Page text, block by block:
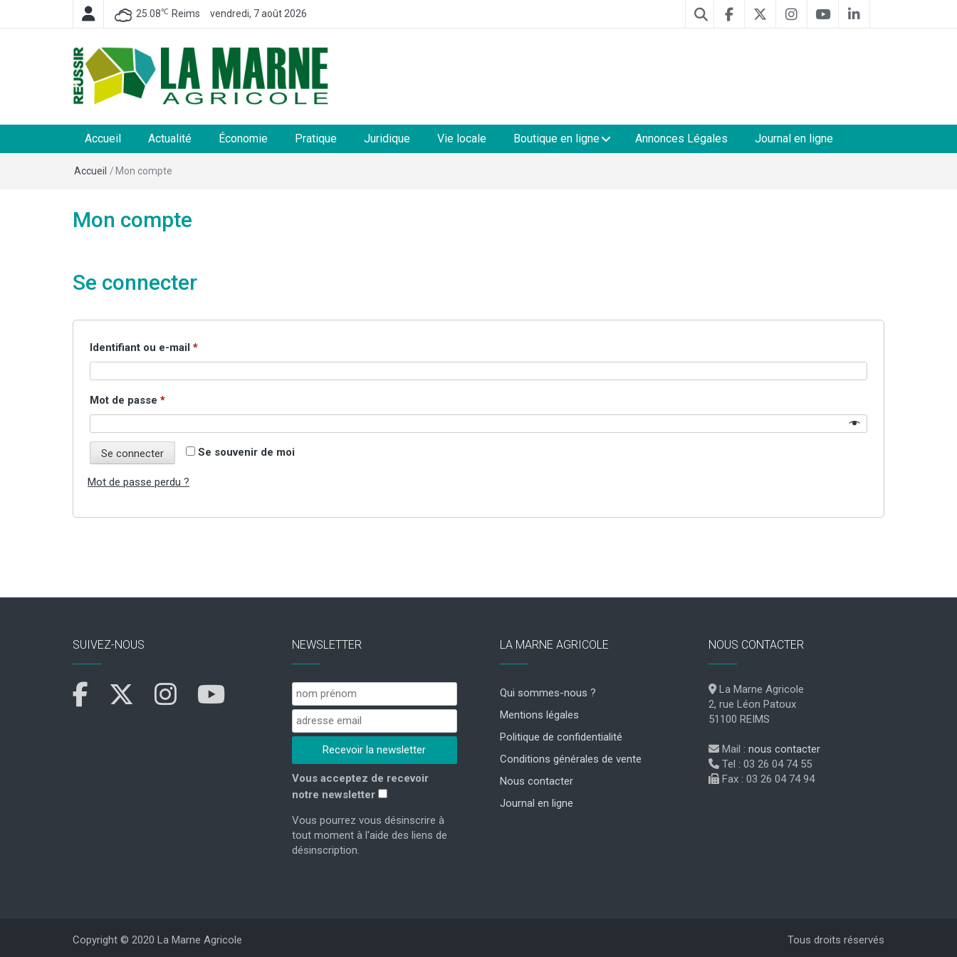
25.08℃ Reims vendredi, 7 août 2026
La Marne Agricole
et rurales
Accueil Actualité Économie Pratique Juridique Vie locale Boutique en ligne Annonces Légales Journal en ligne
Accueil / Mon compte
Mon compte
Se connecter
Identifiant ou e-mail *Obligatoire
Mot de passe *Obligatoire
Se souvenir de moi
Se connecter
Mot de passe perdu ?
SUIVEZ-NOUS NEWSLETTER
Vous acceptez de recevoir
notre newsletter
Vous pourrez vous désinscrire à
tout moment à l'aide des liens de
désinscription.
LA MARNE AGRICOLE
Qui sommes-nous ?
Mentions légales
Politique de confidentialité
Conditions générales de vente
Nous contacter
Journal en ligne
NOUS CONTACTER
La Marne Agricole
2, rue Léon Patoux
51100 REIMS
Mail : nous contacter
Tel : 03 26 04 74 55
Fax : 03 26 04 74 94
Copyright © 2020 La Marne Agricole Tous droits réservés